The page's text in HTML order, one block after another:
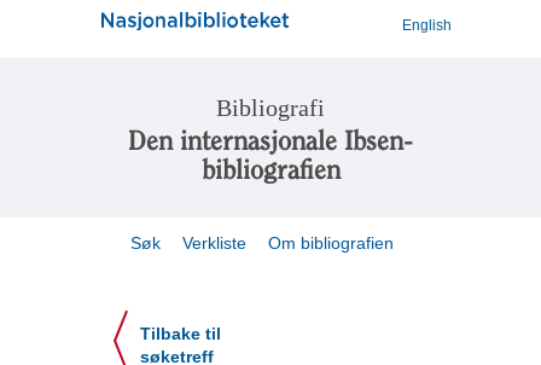
English
Bibliografi
Den internasjonale Ibsen-
bibliografien
Søk Verkliste Om bibliografien
Tilbake til
søketreff